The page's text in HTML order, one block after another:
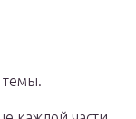
темы.